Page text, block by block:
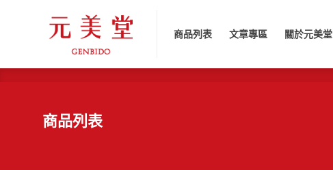
商品列表 文章專區 關於元美堂
商品列表